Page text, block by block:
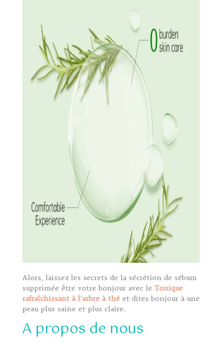
Alors, laissez les secrets de la sécrétion de sébum
supprimée être votre bonjour avec le Tonique
rafraîchissant à l’arbre à thé et dites bonjour à une
peau plus saine et plus claire.
A propos de nous